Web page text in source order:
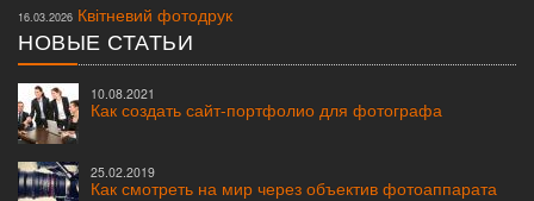
16.03.2026 Квітневий фотодрук
НОВЫЕ СТАТЬИ
10.08.2021
Как создать сайт-портфолио для фотографа
25.02.2019
Как смотреть на мир через объектив фотоаппарата